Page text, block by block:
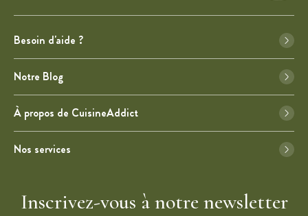
Besoin d'aide ?
Notre Blog
À propos de CuisineAddict
Nos services
Inscrivez-vous à notre newsletter